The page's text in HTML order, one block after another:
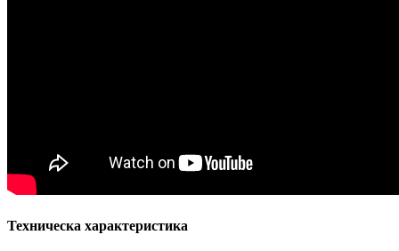
Техническа характеристика